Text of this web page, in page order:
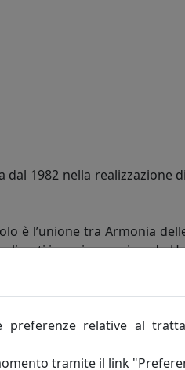
dal 1982 nella
è l’unione tra Armonia
in serie, acquisendo
solo la giusta soluzione
ogni articolo in fatto di
agli insegnamenti
relative al
tramite il link